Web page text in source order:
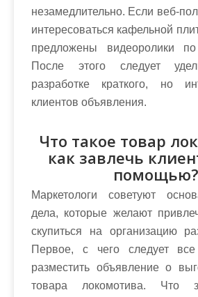
незамедлительно. Если веб-
интересоваться кафельной
предложены видеоролики
После этого следует
разработке краткого, но
клиентов объявления.
Что такое товар
как завлечь
помощью?
Маркетологи советуют
дела, которые желают
скупиться на организацию
Первое, с чего следует
разместить объявление о
товара локомотива. Что